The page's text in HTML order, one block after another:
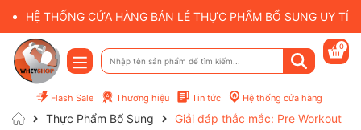
HỆ THỐNG CỬA HÀNG BÁN LẺ THỰC PHẨM BỔ SUNG UY
Flash Sale Thương hiệu Tin tức Hệ thống cửa hàng
0
Thực Phẩm Bổ Sung
Giải đáp thắc mắc: Pre Workout